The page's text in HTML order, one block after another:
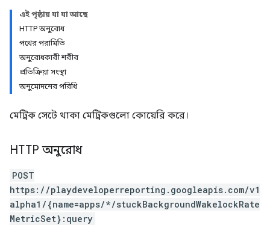
এই পৃষ্ঠায় যা যা আছে
HTTP অনুরোধ
পথের পরামিতি
অনুরোধকারী শরীর
প্রতিক্রিয়া সংস্থা
অনুমোদনের পরিধি
মেট্রিক সেটে থাকা মেট্রিকগুলো কোয়েরি করে।
HTTP অনুরোধ
POST
https://playdeveloperreporting.googleapis.com/v1
alpha1/{name=apps/*/stuckBackgroundWakelockRate
MetricSet}:query